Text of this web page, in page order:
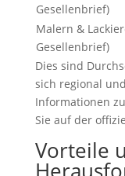
Gesellenbrief)
Malern &
Gesellenbrief)
Dies sind
sich regional
Informationen
Sie auf der
Vorteile